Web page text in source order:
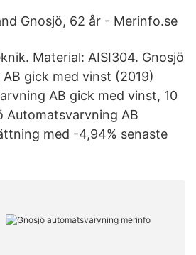
Gnosjö, 62 år - Merinfo.se
Material: AISI304. Gnosjö
gick med vinst (2019)
AB gick med vinst, 10
Automatsvarvning AB
med -4,94% senaste